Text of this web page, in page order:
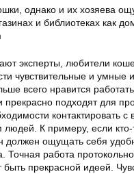
однако и их хозяева
и библиотеках как
эксперты, любители
чувствительные и умные
всего нравится
прекрасно подходят для
контактировать с
людей. К примеру, если кто-
должен ощущать себя
Точная работа
быть прекрасной идеей.